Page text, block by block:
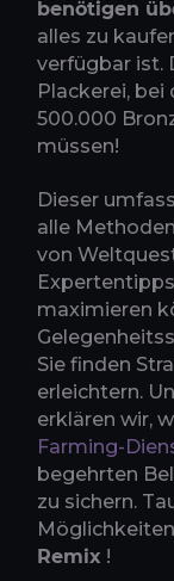
benötigen
alles zu
verfügbar ist.
Plackerei, bei
500.000
müssen!
Dieser
alle
von
maximieren
Sie finden
erleichtern.
erklären wir,
Farming-
begehrten
zu sichern.
Remix !